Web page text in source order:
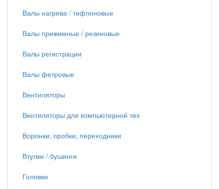
Валы нагрева / тефлоновые
Валы прижимные / резиновые
Валы регистрации
Валы фетровые
Вентиляторы
Вентиляторы для компьютерной тех
Воронки, пробки, переходники
Втулки / бушинги
Головки